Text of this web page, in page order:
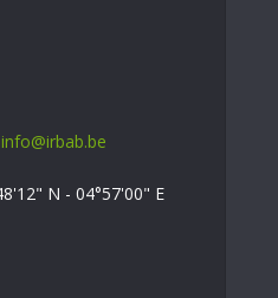
info@irbab.be
N - 04°57'00" E